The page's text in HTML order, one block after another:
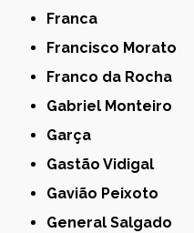
Franca
Francisco Morato
Franco da Rocha
Gabriel Monteiro
Garça
Gastão Vidigal
Gavião Peixoto
General Salgado